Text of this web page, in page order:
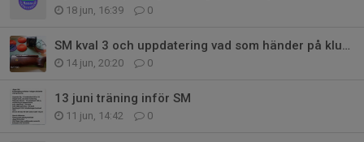
18 jun, 16:39 0
SM kval 3 och uppdatering vad som händer på klubben.
14 jun, 20:20 0
13 juni träning inför SM
11 jun, 14:42 0